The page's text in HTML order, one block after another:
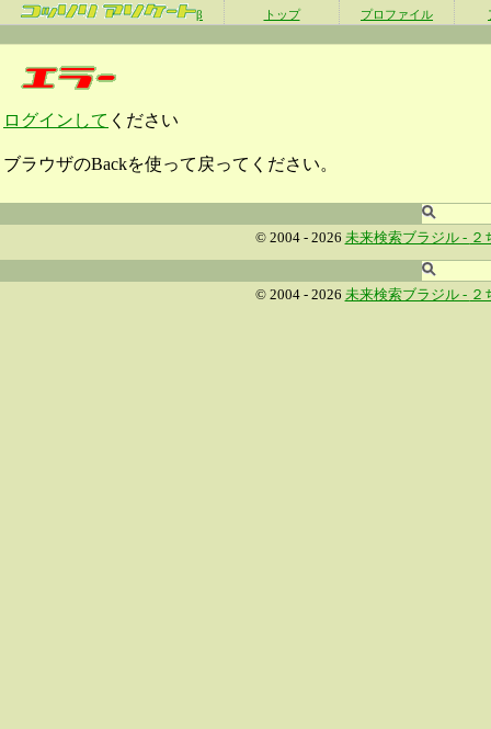
β トップ プロファイル
ログインして ください
ブラウザのBackを使って戻ってください。
© 2004 - 2026 未来検索ブラジル - ２
© 2004 - 2026 未来検索ブラジル - ２